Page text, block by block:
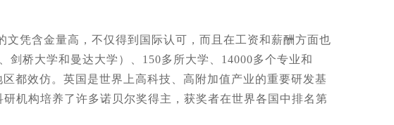
凭含金量高，不仅得到国际认可，而且在工资和薪酬方面也
桥大学和曼达大学）、150多所大学、14000多个专业和
都效仿。英国是世界上高科技、高附加值产业的重要研发基
机构培养了许多诺贝尔奖得主，获奖者在世界各国中排名第